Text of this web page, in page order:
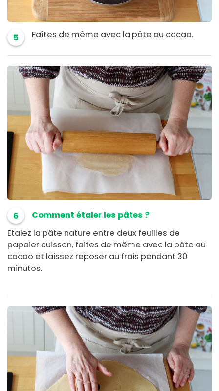
5 Faîtes de même avec la pâte au cacao.
6
Comment étaler les pâtes ?
Etalez la pâte nature entre deux feuilles de
papaier cuisson, faites de même avec la pâte au
cacao et laissez reposer au frais pendant 30
minutes.